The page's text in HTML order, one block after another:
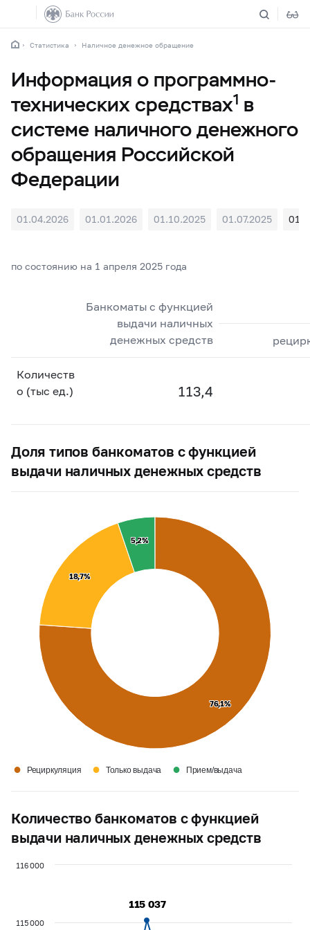
Статистика Наличное денежное обращение
Информация о программно-
технических средствах1 в
системе наличного денежного
обращения Российской
Федерации
01.04.2026 01.01.2026 01.10.2025 01.07.2025
по состоянию на 1 апреля 2025 года
Банкоматы с функцией
выдачи наличных
денежных средств
Количеств
о (тыс ед.)
113,4
Доля типов банкоматов с функцией
выдачи наличных денежных средств
76,1%
76,1%
18,7%
18,7%
5,2%
5,2%
● Рециркуляция ● Только выдача ● Прием/выдача
Количество банкоматов с функцией
выдачи наличных денежных средств
115 037
115 037
115 000
116 000